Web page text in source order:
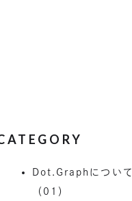
Dot.Graphについて
（01）